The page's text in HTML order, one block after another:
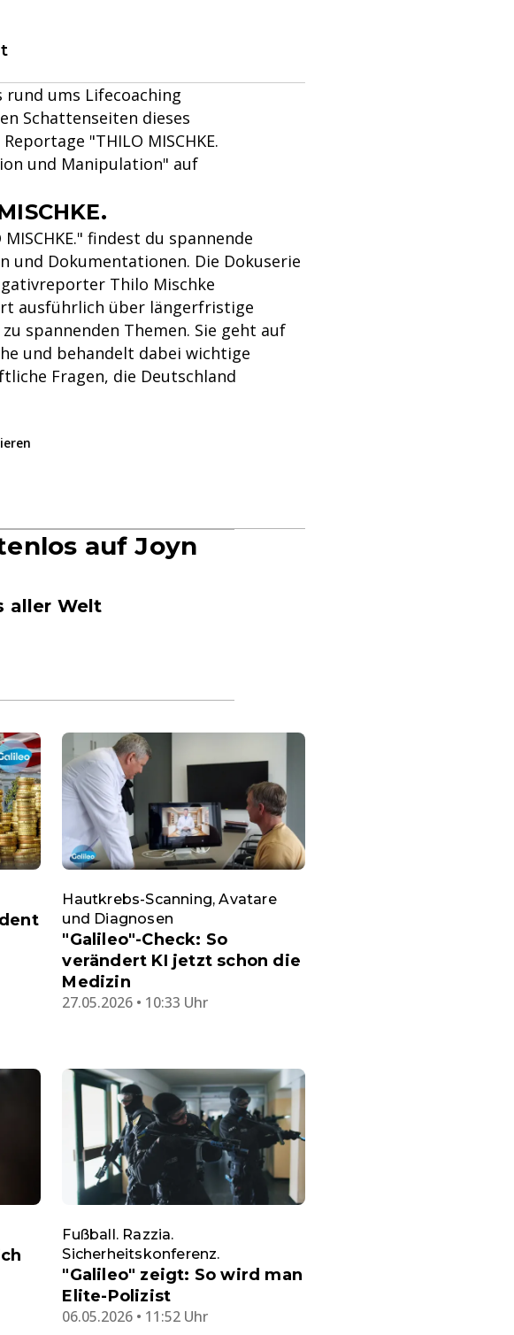
ums Lifecoaching
Schattenseiten dieses
"THILO MISCHKE.
und Manipulation" auf
MISCHKE." findest du spannende
und Dokumentationen. Die Dokuserie
Thilo Mischke
ausführlich über längerfristige
spannenden Themen. Sie geht auf
und behandelt dabei wichtige
Fragen, die Deutschland
auf Joyn
aller Welt
Hautkrebs-Scanning, Avatare
und Diagnosen
"Galileo"-Check: So
verändert KI jetzt schon die
Medizin
27.05.2026 • 10:33 Uhr
Fußball. Razzia.
Sicherheitskonferenz.
"Galileo" zeigt: So wird man
Elite-Polizist
06.05.2026 • 11:52 Uhr